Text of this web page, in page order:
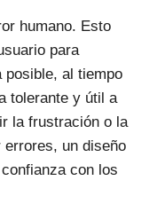
humano. Esto
para
posible, al tiempo
tolerante y útil a
la frustración o la
un diseño
con los